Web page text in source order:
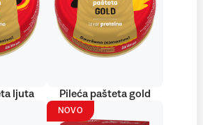
ljuta Pileća pašteta gold
NOVO